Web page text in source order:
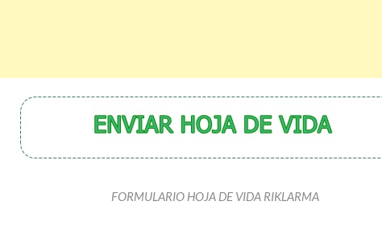
FORMULARIO HOJA DE VIDA RIKLARMA